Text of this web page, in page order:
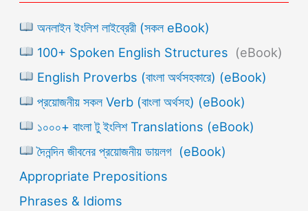
অনলাইন ইংলিশ লাইব্রেরী (সকল eBook)
100+ Spoken English Structures (eBook)
English Proverbs (বাংলা অর্থসহকারে) (eBook)
প্রয়োজনীয় সকল Verb (বাংলা অর্থসহ) (eBook)
১০০০+ বাংলা টু ইংলিশ Translations (eBook)
দৈনন্দিন জীবনের প্রয়োজনীয় ডায়লগ (eBook)
Appropriate Prepositions
Phrases & Idioms